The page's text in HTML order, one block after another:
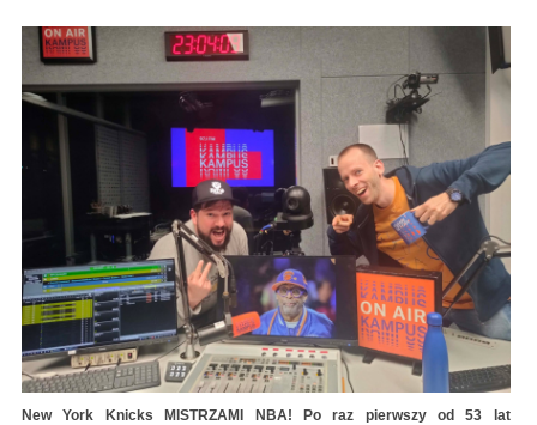
New York Knicks MISTRZAMI NBA! Po raz pierwszy od 53 lat